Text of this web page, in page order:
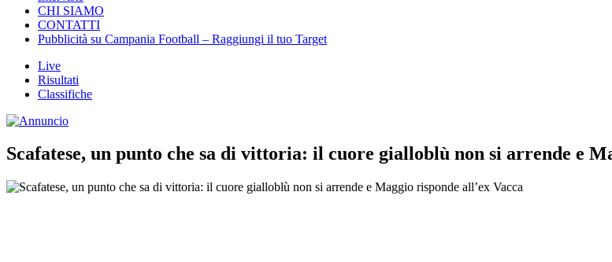
CHI SIAMO
CONTATTI
Pubblicità su Campania Football – Raggiungi il tuo Target
Live
Risultati
Classifiche
Scafatese, un punto che sa di vittoria: il cuore gialloblù non si arrende e